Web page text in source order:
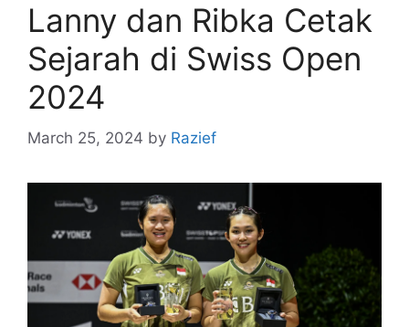
Lanny dan Ribka Cetak
Sejarah di Swiss Open
2024
March 25, 2024 by Razief